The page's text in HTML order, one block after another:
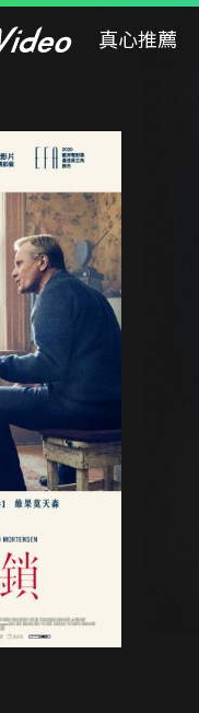
真心推薦